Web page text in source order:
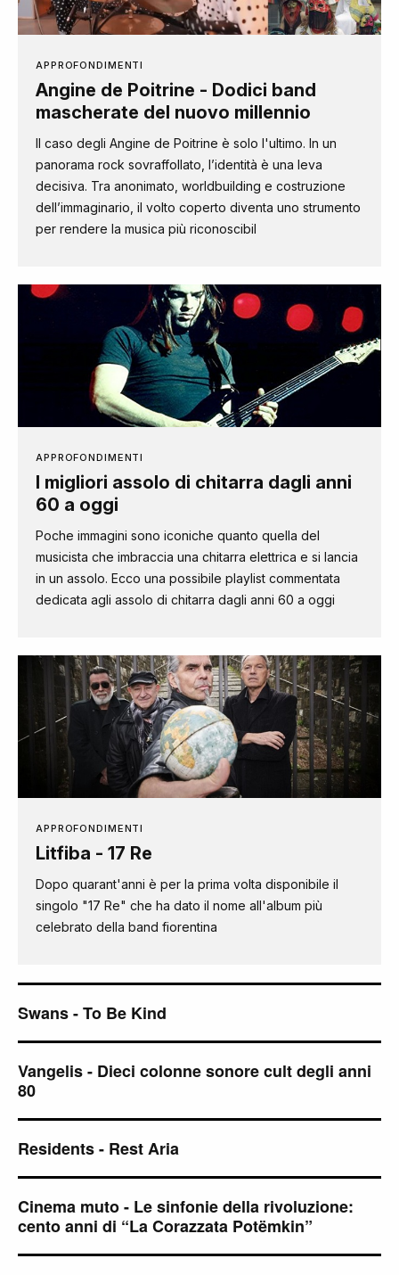
APPROFONDIMENTI
Angine de Poitrine - Dodici band
mascherate del nuovo millennio
Il caso degli Angine de Poitrine è solo l'ultimo. In un
panorama rock sovraffollato, l’identità è una leva
decisiva. Tra anonimato, worldbuilding e costruzione
dell’immaginario, il volto coperto diventa uno strumento
per rendere la musica più riconoscibil
APPROFONDIMENTI
I migliori assolo di chitarra dagli anni
60 a oggi
Poche immagini sono iconiche quanto quella del
musicista che imbraccia una chitarra elettrica e si lancia
in un assolo. Ecco una possibile playlist commentata
dedicata agli assolo di chitarra dagli anni 60 a oggi
APPROFONDIMENTI
Litfiba - 17 Re
Dopo quarant'anni è per la prima volta disponibile il
singolo "17 Re" che ha dato il nome all'album più
celebrato della band fiorentina
Swans - To Be Kind
Vangelis - Dieci colonne sonore cult degli anni
80
Residents - Rest Aria
Cinema muto - Le sinfonie della rivoluzione:
cento anni di “La Corazzata Potëmkin”